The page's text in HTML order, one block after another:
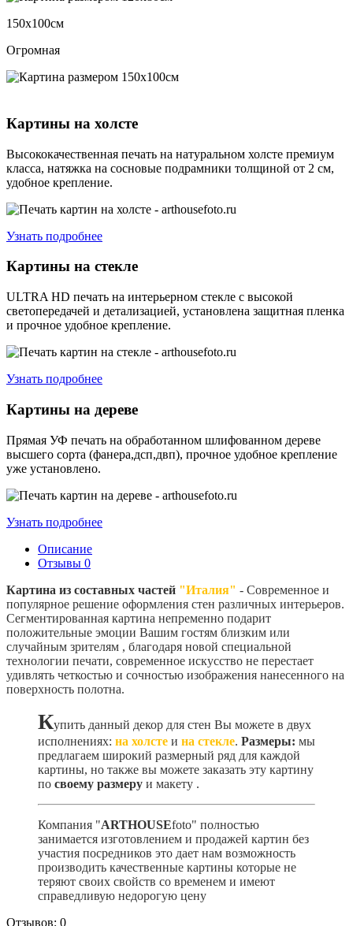
150х100см
Огромная
Картины на холсте
Высококачественная печать на натуральном холсте премиум
класса, натяжка на сосновые подрамники толщиной от 2 см,
удобное крепление.
Узнать подробнее
Картины на стекле
ULTRA HD печать на интерьерном стекле с высокой
светопередачей и детализацией, установлена защитная пленка
и прочное удобное крепление.
Узнать подробнее
Картины на дереве
Прямая УФ печать на обработанном шлифованном дереве
высшего сорта (фанера,дсп,двп), прочное удобное крепление
уже установлено.
Узнать подробнее
Описание
Отзывы 0
Картина из составных частей "Италия" - Современное и
популярное решение оформления стен различных интерьеров.
Сегментированная картина непременно подарит
положительные эмоции Вашим гостям близким или
случайным зрителям , благодаря новой специальной
технологии печати, современное искусство не перестает
удивлять четкостью и сочностью изображения нанесенного на
поверхность полотна.
Купить данный декор для стен Вы можете в двух
исполнениях: на холсте и на стекле. Размеры: мы
предлагаем широкий размерный ряд для каждой
картины, но также вы можете заказать эту картину
по своему размеру и макету .
Компания "ARTHOUSEfoto" полностью
занимается изготовлением и продажей картин без
участия посредников это дает нам возможность
производить качественные картины которые не
теряют своих свойств со временем и имеют
справедливую недорогую цену
Отзывов: 0